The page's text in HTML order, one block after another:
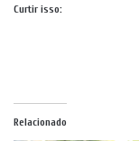
Curtir isso:
Relacionado